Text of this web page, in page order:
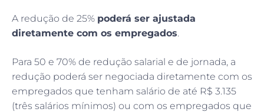
A redução de 25% poderá ser ajustada
diretamente com os empregados.
Para 50 e 70% de redução salarial e de jornada, a
redução poderá ser negociada diretamente com os
empregados que tenham salário de até R$ 3.135
(três salários mínimos) ou com os empregados que